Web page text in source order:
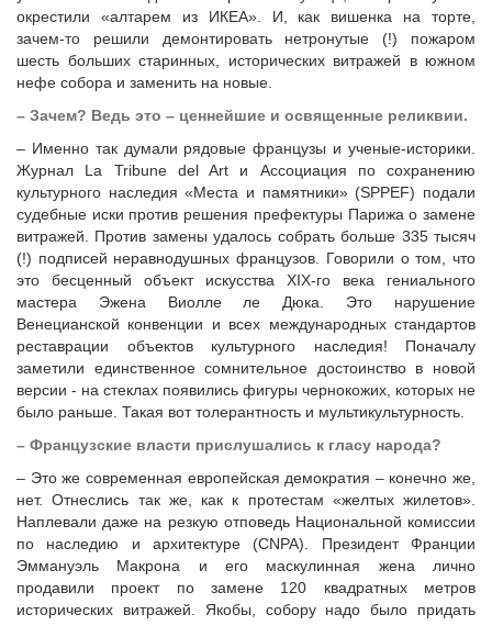
окрестили «алтарем из ИКЕА». И, как вишенка на торте,
зачем-то решили демонтировать нетронутые (!) пожаром
шесть больших старинных, исторических витражей в южном
нефе собора и заменить на новые.
– Зачем? Ведь это – ценнейшие и освященные реликвии.
– Именно так думали рядовые французы и ученые-историки.
Журнал La Tribune del Art и Ассоциация по сохранению
культурного наследия «Места и памятники» (SPPEF) подали
судебные иски против решения префектуры Парижа о замене
витражей. Против замены удалось собрать больше 335 тысяч
(!) подписей неравнодушных французов. Говорили о том, что
это бесценный объект искусства XIX-го века гениального
мастера Эжена Виолле ле Дюка. Это нарушение
Венецианской конвенции и всех международных стандартов
реставрации объектов культурного наследия! Поначалу
заметили единственное сомнительное достоинство в новой
версии - на стеклах появились фигуры чернокожих, которых не
было раньше. Такая вот толерантность и мультикультурность.
– Французские власти прислушались к гласу народа?
– Это же современная европейская демократия – конечно же,
нет. Отнеслись так же, как к протестам «желтых жилетов».
Наплевали даже на резкую отповедь Национальной комиссии
по наследию и архитектуре (CNPA). Президент Франции
Эммануэль Макрона и его маскулинная жена лично
продавили проект по замене 120 квадратных метров
исторических витражей. Якобы, собору надо было придать